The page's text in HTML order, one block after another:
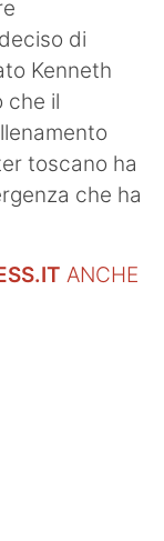
di
Kenneth
che il
toscano ha
che ha
ANCHE